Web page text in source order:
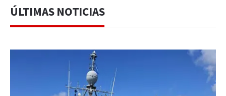
ÚLTIMAS NOTICIAS